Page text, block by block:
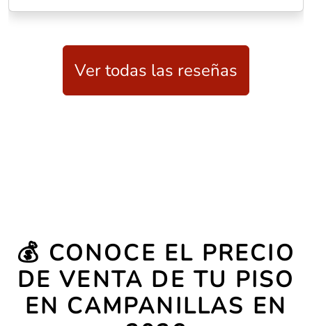
Ver todas las reseñas
💰 CONOCE EL PRECIO
DE VENTA DE TU PISO
EN CAMPANILLAS EN